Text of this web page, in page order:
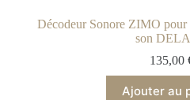
Décodeur Sonore ZIMO
son
135,00
Ajouter au